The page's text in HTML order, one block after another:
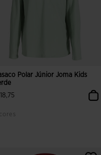
Polar Júnior Joma Kids